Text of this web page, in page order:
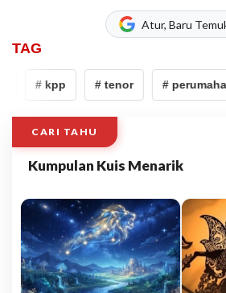
Atur, Baru
TAG
# kpp # tenor # perumahan
CARI TAHU
Kumpulan Kuis Menarik